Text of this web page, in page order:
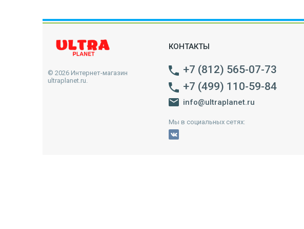
© 2026 Интернет-магазин
ultraplanet.ru.
КОНТАКТЫ
+7 (812) 565-07-73
+7 (499) 110-59-84
info@ultraplanet.ru
Мы в социальных сетях: